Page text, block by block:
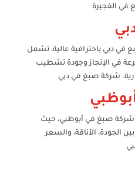
في الفجيرة
في دبي باحترافية عالية، تشمل
في الإنجاز وجودة تشطيب
شركة صبغ في دبي
شركة صبغ في أبوظبي، حيث
الجودة، الأناقة، والسعر